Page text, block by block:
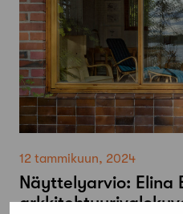
12 tammikuun, 2024
Näyttelyarvio: Elina